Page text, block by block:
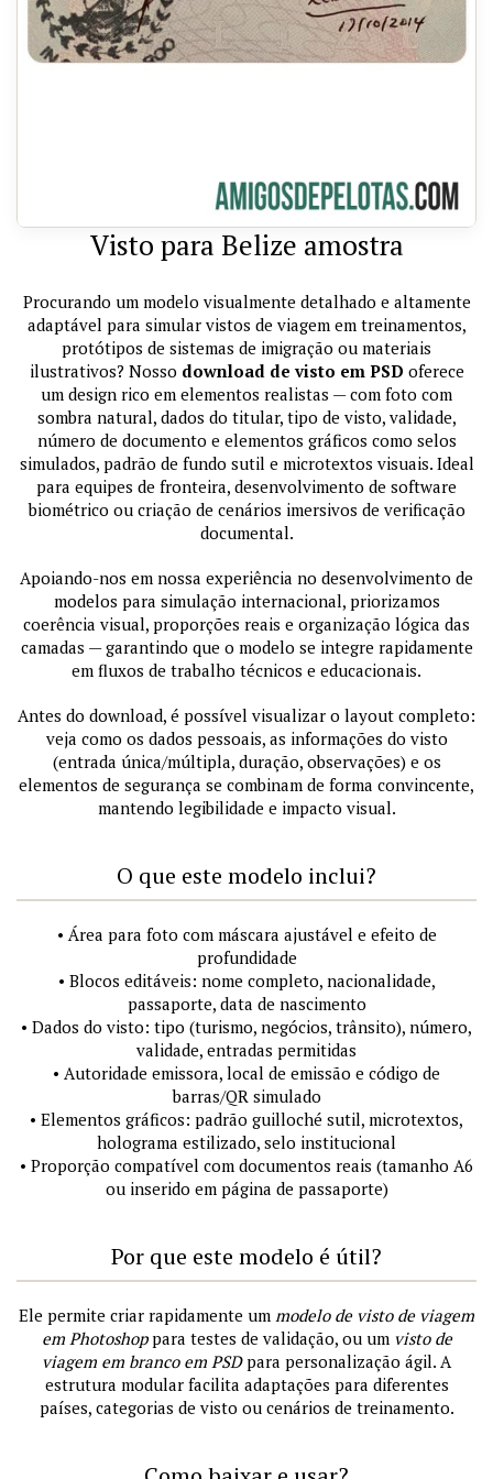
Visto para Belize amostra
Procurando um modelo visualmente detalhado e altamente
adaptável para simular vistos de viagem em treinamentos,
protótipos de sistemas de imigração ou materiais
ilustrativos? Nosso download de visto em PSD oferece
um design rico em elementos realistas — com foto com
sombra natural, dados do titular, tipo de visto, validade,
número de documento e elementos gráficos como selos
simulados, padrão de fundo sutil e microtextos visuais. Ideal
para equipes de fronteira, desenvolvimento de software
biométrico ou criação de cenários imersivos de verificação
documental.
Apoiando-nos em nossa experiência no desenvolvimento de
modelos para simulação internacional, priorizamos
coerência visual, proporções reais e organização lógica das
camadas — garantindo que o modelo se integre rapidamente
em fluxos de trabalho técnicos e educacionais.
Antes do download, é possível visualizar o layout completo:
veja como os dados pessoais, as informações do visto
(entrada única/múltipla, duração, observações) e os
elementos de segurança se combinam de forma convincente,
mantendo legibilidade e impacto visual.
O que este modelo inclui?
• Área para foto com máscara ajustável e efeito de
profundidade
• Blocos editáveis: nome completo, nacionalidade,
passaporte, data de nascimento
• Dados do visto: tipo (turismo, negócios, trânsito), número,
validade, entradas permitidas
• Autoridade emissora, local de emissão e código de
barras/QR simulado
• Elementos gráficos: padrão guilloché sutil, microtextos,
holograma estilizado, selo institucional
• Proporção compatível com documentos reais (tamanho A6
ou inserido em página de passaporte)
Por que este modelo é útil?
Ele permite criar rapidamente um modelo de visto de viagem
em Photoshoppara testes de validação, ou um visto de
viagem em branco em PSDpara personalização ágil. A
estrutura modular facilita adaptações para diferentes
países, categorias de visto ou cenários de treinamento.